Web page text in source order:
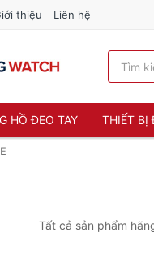
thiệu Liên hệ
HỒ ĐEO TAY THIẾT BỊ
Tất cả sản phẩm